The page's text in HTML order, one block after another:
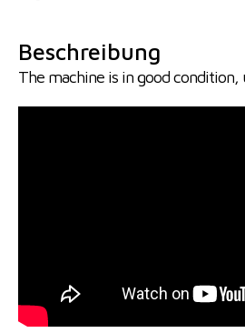
Beschreibung
The machine is in good condition,